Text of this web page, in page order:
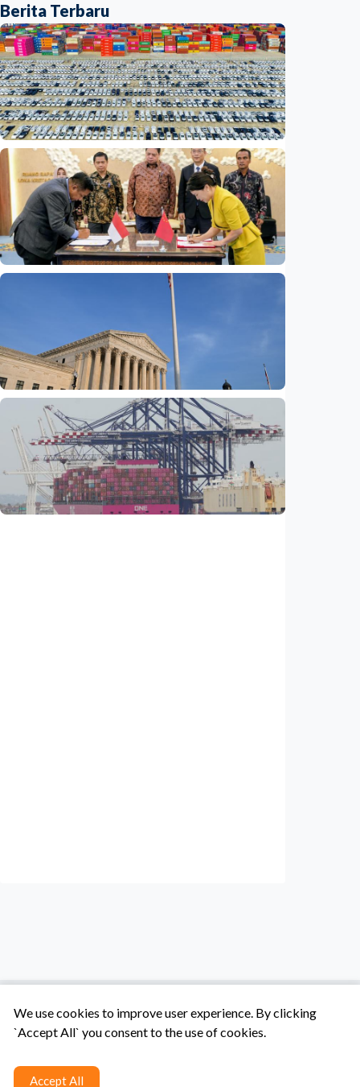
Berita Terbaru
Ekonomi
Fokus Berita – Mengapa produsen EV China
kini lebih sibuk membangun pabrik daripada
menjual mobil?
Indonesia•06 Aug 2026
Madura siap sambut investasi China 6,6
triliun rupiah untuk Kawasan Industri Baru
Indonesia•06 Aug 2026
Ekonomi
Pemerintahan Trump kembalikan 1.794
triliun rupiah tarif kepada importir AS,
dampak putusan Mahkamah Agung
Indonesia•06 Aug 2026
We use cookies to improve user experience. By clicking
`Accept All` you consent to the use of cookies.
Accept All